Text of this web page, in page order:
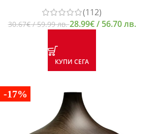
(112)
30.67€/ 59.99 лв.28.99€/ 56.70 лв.
КУПИ СЕГА
-17%